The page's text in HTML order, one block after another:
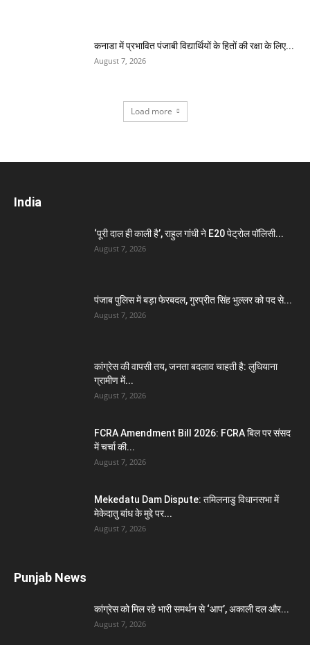
कनाडा में प्रभावित पंजाबी विद्यार्थियों के हितों की रक्षा के लिए...
August 7, 2026
Load more
India
‘पूरी दाल ही काली है’, राहुल गांधी ने E20 पेट्रोल पॉलिसी...
August 7, 2026
पंजाब पुलिस में बड़ा फेरबदल, गुरप्रीत सिंह भुल्लर को पद से...
August 7, 2026
कांग्रेस की वापसी तय, जनता बदलाव चाहती है: लुधियाना
ग्रामीण में...
August 7, 2026
FCRA Amendment Bill 2026: FCRA बिल पर संसद
में चर्चा की...
August 7, 2026
Mekedatu Dam Dispute: तमिलनाडु विधानसभा में
मेकेदातु बांध के मुद्दे पर...
August 7, 2026
Punjab News
कांग्रेस को मिल रहे भारी समर्थन से ‘आप’, अकाली दल और...
August 7, 2026